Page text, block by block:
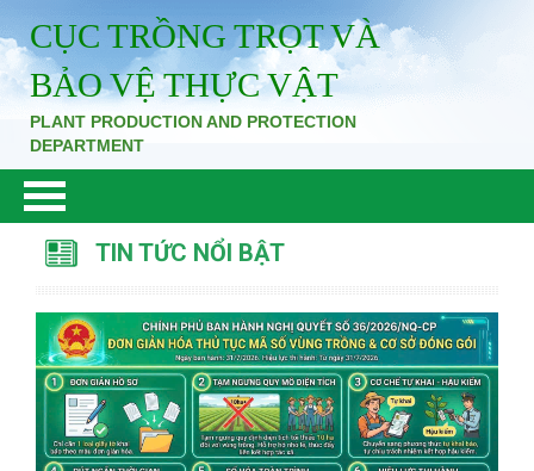
CỤC TRỒNG TRỌT VÀ
BẢO VỆ THỰC VẬT
PLANT PRODUCTION AND PROTECTION
DEPARTMENT
TIN TỨC NỔI BẬT